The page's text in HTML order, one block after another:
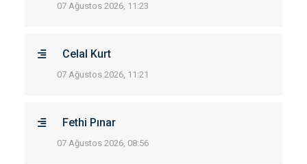
07 Ağustos 2026, 11:23
Celal Kurt
07 Ağustos 2026, 11:21
Fethi Pınar
07 Ağustos 2026, 08:56